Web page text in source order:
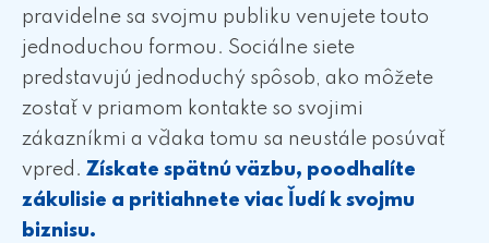
pravidelne sa svojmu publiku venujete touto
jednoduchou formou. Sociálne siete
predstavujú jednoduchý spôsob, ako môžete
zostať v priamom kontakte so svojimi
zákazníkmi a vďaka tomu sa neustále posúvať
vpred. Získate spätnú väzbu, poodhalíte
zákulisie a pritiahnete viac ľudí k svojmu
biznisu.